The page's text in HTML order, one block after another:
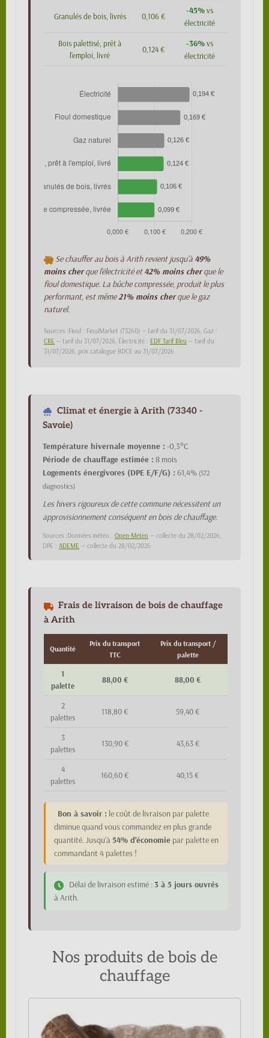
Granulés de bois, livrés 0,106 €
-45%vs
électricité
Bois palettisé, prêt à
l'emploi, livré
0,124 €
-36%vs
électricité
Se chauffer au bois à Arith revient jusqu'à 49%
moins cherque l'électricité et42% moins cherque le
fioul domestique. La bûche compressée, produit le plus
performant, est même21% moins cherque le gaz
naturel.
Sources :Fioul : FioulMarket (73260) — tarif du 31/07/2026, Gaz :
CRE — tarif du 31/07/2026, Électricité : EDF Tarif Bleu — tarif du
31/07/2026, prix catalogue BDCE au 31/07/2026
Climat et énergie à Arith (73340 -
Savoie)
Température hivernale moyenne : -0,3°C
Période de chauffage estimée : 8 mois
Logements énergivores (DPE E/F/G) : 61,4% (572
diagnostics)
Les hivers rigoureux de cette commune nécessitent un
approvisionnement conséquent en bois de chauffage.
Sources :Données météo : Open-Meteo — collecte du 28/02/2026,
DPE : ADEME — collecte du 28/02/2026
Frais de livraison de bois de chauffage
à Arith
Quantité
Prix du transport
TTC
Prix du transport /
palette
1
palette
88,00 € 88,00 €
2
palettes
118,80 € 59,40 €
3
palettes
130,90 € 43,63 €
4
palettes
160,60 € 40,15 €
Bon à savoir : le coût de livraison par palette
diminue quand vous commandez en plus grande
quantité. Jusqu'à54% d'économie par palette en
commandant 4 palettes !
Délai de livraison estimé : 3 à 5 jours ouvrés
à Arith.
Nos produits de bois de
chauffage